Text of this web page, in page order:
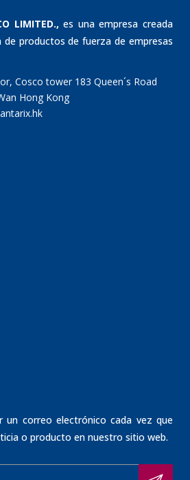
LIMITED., es una empresa creada
de productos de fuerza de empresas
Cosco tower 183 Queen´s Road
Hong Kong
un correo electrónico cada vez que
o producto en nuestro sitio web.